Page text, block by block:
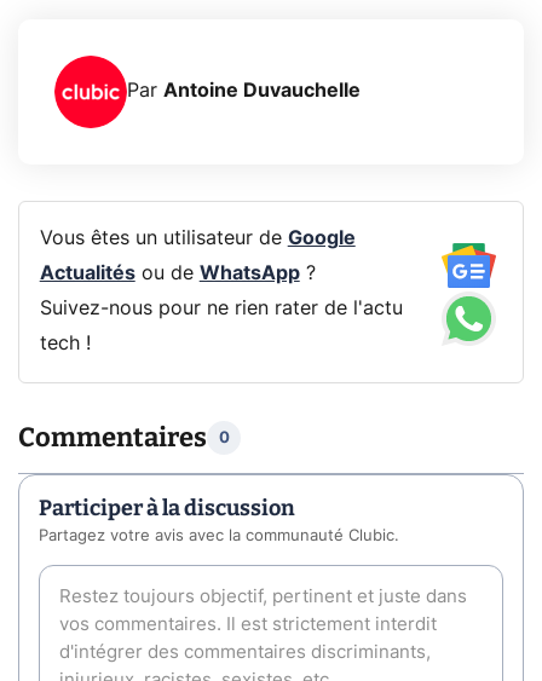
Par Antoine Duvauchelle
Vous êtes un utilisateur de Google
Actualitésou de WhatsApp?
Suivez-nous pour ne rien rater de l'actu
tech !
Commentaires 0
Participer à la discussion
Partagez votre avis avec la communauté Clubic.